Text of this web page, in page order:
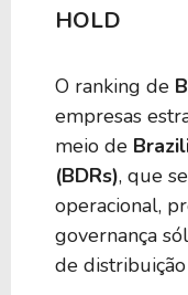
BFPX39
BMRE39
BEWZ39
HOLD
O ranking de
empresas
meio de
(BDRs), que
operacional,
governança
de